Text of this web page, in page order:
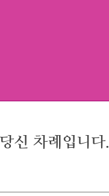
신 차례입니다.